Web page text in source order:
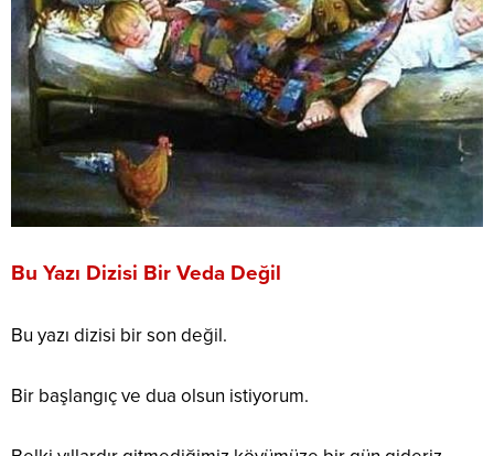
Bu Yazı Dizisi Bir Veda Değil
Bu yazı dizisi bir son değil.
Bir başlangıç ve dua olsun istiyorum.